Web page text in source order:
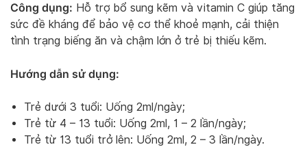
Công dụng: Hỗ trợ bổ sung kẽm và vitamin C giúp tăng
sức đề kháng để bảo vệ cơ thể khoẻ mạnh, cải thiện
tình trạng biếng ăn và chậm lớn ở trẻ bị thiếu kẽm.
Hướng dẫn sử dụng:
Trẻ dưới 3 tuổi: Uống 2ml/ngày;
Trẻ từ 4 – 13 tuổi: Uống 2ml, 1 – 2 lần/ngày;
Trẻ từ 13 tuổi trở lên: Uống 2ml, 2 – 3 lần/ngày.